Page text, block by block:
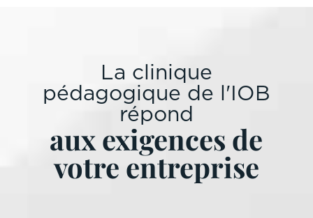
La clinique
pédagogique de l'IOB
répond
aux exigences de
votre entreprise